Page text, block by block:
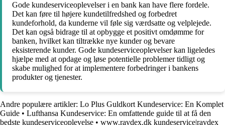
Gode kundeserviceoplevelser i en bank kan have flere fordele.
Det kan føre til højere kundetilfredshed og forbedret
kundeforhold, da kunderne vil føle sig værdsatte og velplejede.
Det kan også bidrage til at opbygge et positivt omdømme for
banken, hvilket kan tiltrække nye kunder og bevare
eksisterende kunder. Gode kundeserviceoplevelser kan ligeledes
hjælpe med at opdage og løse potentielle problemer tidligt og
skabe mulighed for at implementere forbedringer i bankens
produkter og tjenester.
Andre populære artikler: Lo Plus Guldkort Kundeservice: En Komplet
Guide • Lufthansa Kundeservice: En omfattende guide til at få den
bedste kundeserviceoplevelse • www.ravdex.dk kundeservice|ravdex